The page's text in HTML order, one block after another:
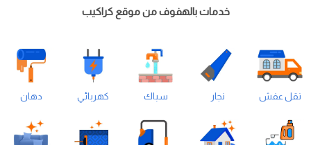
خدمات بالهفوف من موقع كراكيب
نقل عفش نجار سباك كهربائي دهان